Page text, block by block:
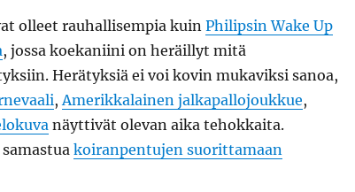
olleet rauhallisempia kuinPhilipsin Wake Up
, jossa koekaniini on heräillyt mitä
Herätyksiä ei voi kovin mukaviksi sanoa,
,Amerikkalainen jalkapallojoukkue,
näyttivät olevan aika tehokkaita.
koiranpentujen suorittamaan